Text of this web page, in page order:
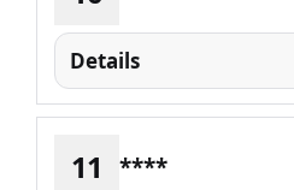
Details
11 ****